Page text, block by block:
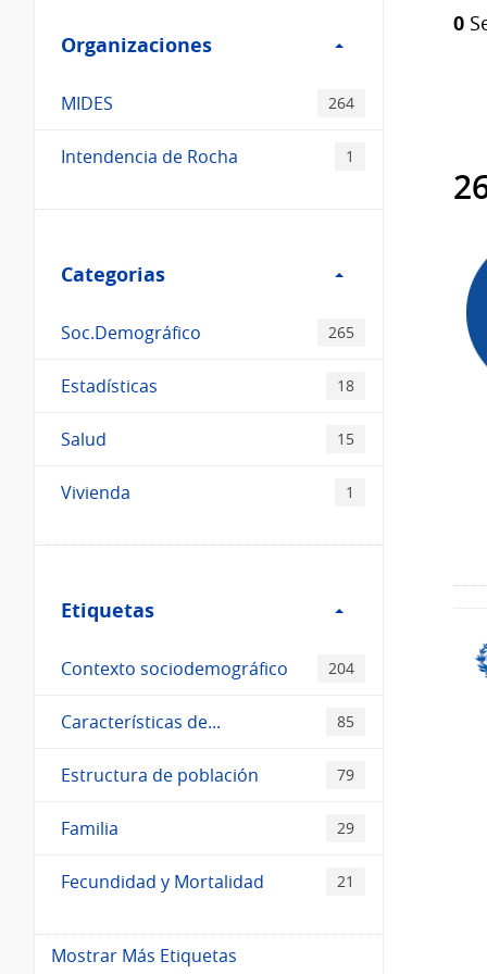
Organizaciones
Organizaciones
MIDES 264
Intendencia de Rocha 1
Categorias
Categorias
Soc.Demográfico 265
Estadísticas 18
Salud 15
Vivienda 1
Etiquetas
Etiquetas
Contexto sociodemográfico 204
Características de... 85
Estructura de población 79
Familia 29
Fecundidad y Mortalidad 21
Mostrar Más Etiquetas
0